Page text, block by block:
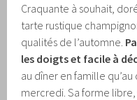
Craquante à souhait,
tarte rustique
qualités de l’automne.
les doigts et facile à
au dîner en famille
mercredi. Sa forme libre,